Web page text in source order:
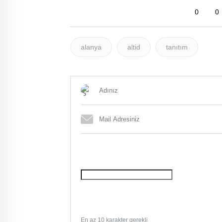
0 0
alanya altid tanıtım
En az 10 karakter gerekli